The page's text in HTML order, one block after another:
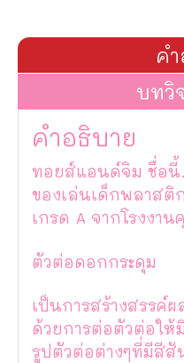
ค
บทวิ
คำอธิบาย
ทอยส์แอนด์จิม ชื่อ
ของเล่นเด็กพลาสติ
เกรด A จากโรงงา
ตัวต่อดอกกระดุม
เป็นการสร้างสรรค์
ด้วยการต่อตัวต่อใ
รูปตัวต่อต่างๆที่มีสีสั